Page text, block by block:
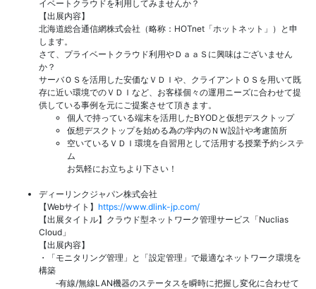
イベートクラウドを利用してみませんか？
【出展内容】
北海道総合通信網株式会社（略称：HOTnet「ホットネット」）と申
します。
さて、プライベートクラウド利用やＤａａＳに興味はございません
か？
サーバＯＳを活用した安価なＶＤＩや、クライアントＯＳを用いて既
存に近い環境でのＶＤＩなど、お客様個々の運用ニーズに合わせて提
供している事例を元にご提案させて頂きます。
個人で持っている端末を活用したBYODと仮想デスクトップ
仮想デスクトップを始める為の学内のＮＷ設計や考慮箇所
空いているＶＤＩ環境を自習用として活用する授業予約システ
ム
お気軽にお立ちより下さい！
ディーリンクジャパン株式会社
【Webサイト】 https://www.dlink-jp.com/
【出展タイトル】クラウド型ネットワーク管理サービス「Nuclias
Cloud」
【出展内容】
・「モニタリング管理」と「設定管理」で最適なネットワーク環境を
構築
‐有線/無線LAN機器のステータスを瞬時に把握し変化に合わせて